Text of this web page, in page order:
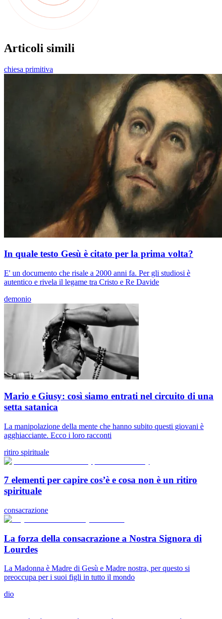
Articoli simili
chiesa primitiva
In quale testo Gesù è citato per la prima volta?
E' un documento che risale a 2000 anni fa. Per gli studiosi è
autentico e rivela il legame tra Cristo e Re Davide
demonio
Mario e Giusy: così siamo entrati nel circuito di una
setta satanica
La manipolazione della mente che hanno subito questi giovani è
agghiacciante. Ecco i loro racconti
ritiro spirituale
7 elementi per capire cos’è e cosa non è un ritiro
spirituale
consacrazione
La forza della consacrazione a Nostra Signora di
Lourdes
La Madonna è Madre di Gesù e Madre nostra, per questo si
preoccupa per i suoi figli in tutto il mondo
dio